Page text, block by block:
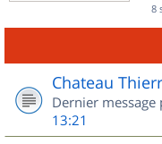
8
Chateau
Dernier message
13:21